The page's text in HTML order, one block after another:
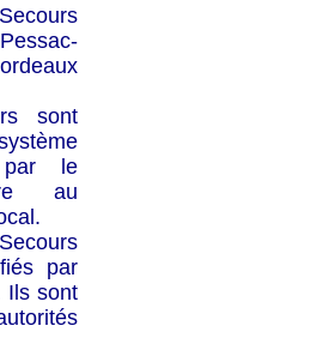
sont
par le
au
par
Ils sont